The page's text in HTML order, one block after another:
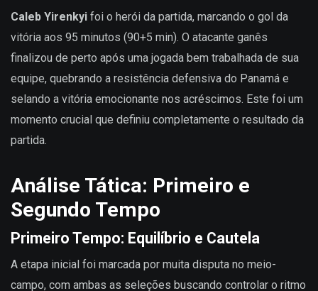
Caleb Yirenkyi foi o herói da partida, marcando o gol da
vitória aos 95 minutos (90+5 min). O atacante ganês
finalizou de perto após uma jogada bem trabalhada de sua
equipe, quebrando a resistência defensiva do Panamá e
selando a vitória emocionante nos acréscimos. Este foi um
momento crucial que definiu completamente o resultado da
partida.
Análise Tática: Primeiro e
Segundo Tempo
Primeiro Tempo: Equilíbrio e Cautela
A etapa inicial foi marcada por muita disputa no meio-
campo, com ambas as seleções buscando controlar o ritmo